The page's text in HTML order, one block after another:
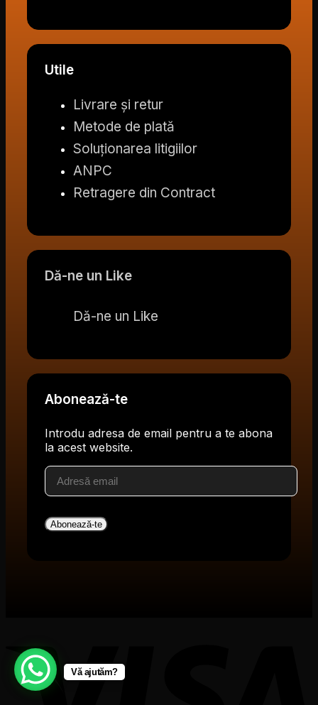
Utile
Livrare și retur
Metode de plată
Soluționarea litigiilor
ANPC
Retragere din Contract
Dă-ne un Like
Dă-ne un Like
Abonează-te
Introdu adresa de email pentru a te abona
la acest website.
Adresă
email
Abonează-te
Vă ajutăm?